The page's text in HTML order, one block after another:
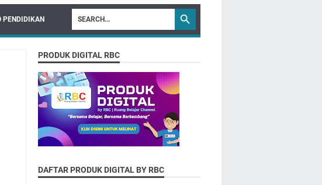
PENDIDIKAN
PRODUK DIGITAL RBC
DAFTAR PRODUK DIGITAL BY RBC